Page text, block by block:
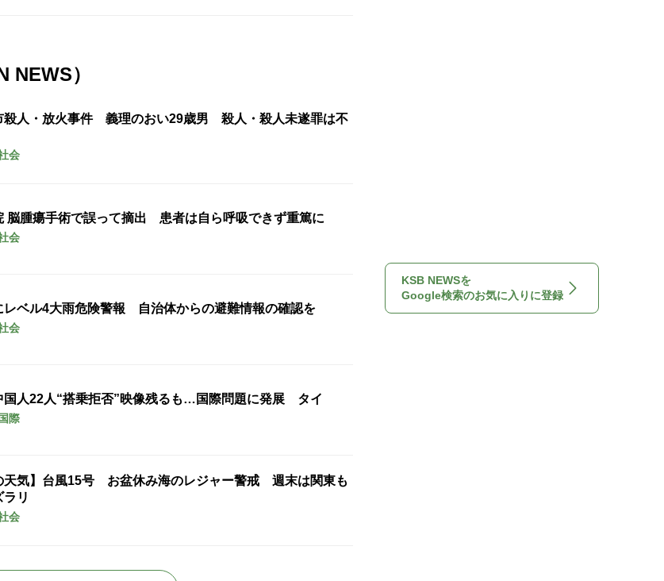
NEWS）
殺人・放火事件 義理のおい29歳男 殺人・殺人未遂罪は不
会
脳腫瘍手術で誤って摘出 患者は自ら呼吸できず重篤に
会
レベル4大雨危険警報 自治体からの避難情報の確認を
会
国人22人“搭乗拒否”映像残るも…国際問題に発展 タイ
際
天気】台風15号 お盆休み海のレジャー警戒 週末は関東も
リ
会
KSB NEWSを
Google検索のお気に入りに登録